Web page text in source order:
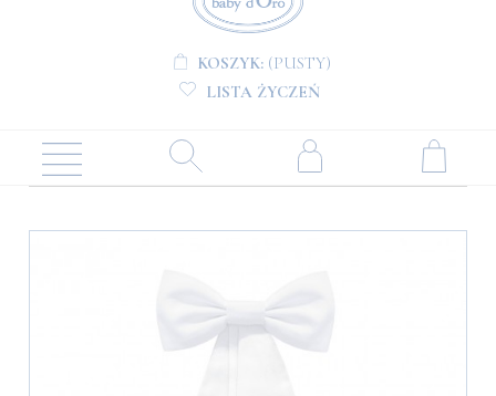
KOSZYK: (PUSTY)
LISTA ŻYCZEŃ